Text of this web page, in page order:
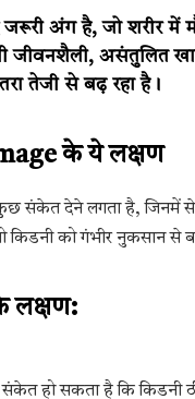
अंग है, जो शरीर में
जीवनशैली, असंतुलित
तेजी से बढ़ रहा है।
के ये लक्षण
कुछ संकेत देने लगता है,
को गंभीर नुकसान से
लक्षण:
हो सकता है कि किडनी